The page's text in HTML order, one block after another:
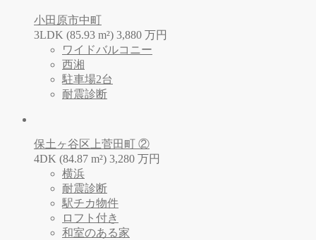
小田原市中町
3LDK (85.93 m²) 3,880 万円
ワイドバルコニー
西湘
駐車場2台
耐震診断
保土ヶ谷区上菅田町 ②
4DK (84.87 m²) 3,280 万円
横浜
耐震診断
駅チカ物件
ロフト付き
和室のある家